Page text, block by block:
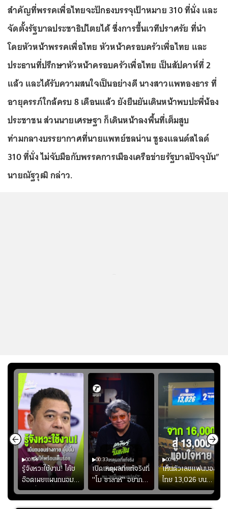
สำคัญที่พรรคเพื่อไทยจะปักธงบรรจุเป้าหมาย 310 ที่นั่ง และ
จัดตั้งรัฐบาลประชาธิปไตยได้ ซึ่งการขึ้นเวทีปราศรัย ที่นำ
โดยหัวหน้าพรรคเพื่อไทย หัวหน้าครอบครัวเพื่อไทย และ
ประธานที่ปรึกษาหัวหน้าครอบครัวเพื่อไทย เป็นสัปดาห์ที่ 2
แล้ว และได้รับความสนใจเป็นอย่างดี นางสาวแพทองธาร ที่
อายุครรภ์ใกล้ครบ 8 เดือนแล้ว ยังยืนยันเดินหน้าพบปะพี่น้อง
ประชาชน ส่วนนายเศรษฐา ก็เดินหน้าลงพื้นที่เต็มสูบ
ท่ามกลางบรรยากาศที่นายแพทย์ชลน่าน ชูธงแลนด์สไลด์
310 ที่นั่ง ไม่จับมือกับพรรคการเมืองเครือข่ายรัฐบาลปัจจุบัน”
นายณัฐวุฒิ กล่าว.
00:54
รู้จังหวะใช้งาน! โค้ช
อ๊อตเผยแผนถนอม
“บุ๋มบิ๋ม” เพื่อรักษา
ร่างกายให้พร้อมที่สุด
00:33
เปิดเหตุผลที่แท้จริงที่
"โม ซาลาห์" อยาก
ย้ายซบ "แทร็บซอนส
ปอร์"
00:40
เห็นตัวเลขแฟนบอล
ไทย 13,026 บน
สกอร์บอร์ดแล้วแอบ
ใจหาย น้อยกว่านัดที่